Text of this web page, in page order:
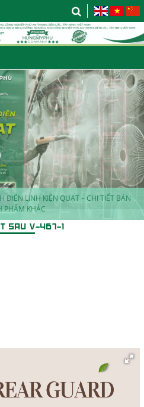
ĐIỆN LINH KIỆN QUẠT – CHI TIẾT BÁN
PHẨM KHÁC
SAU V-467-1